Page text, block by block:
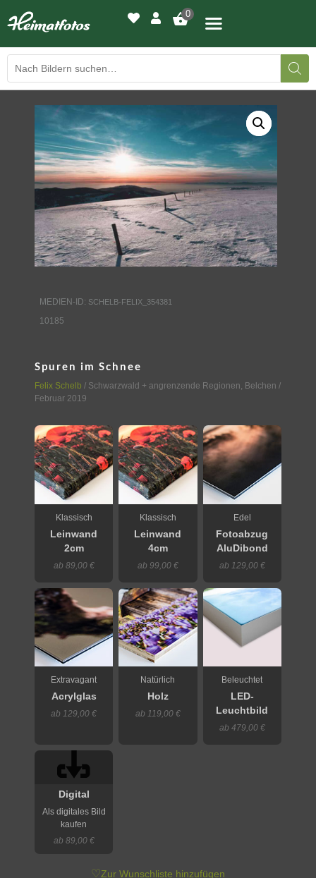
0
BILDERGALERIE
DRUCKQUALITÄTEN
LED-LEUCHTBILDER
WIR DRUCKEN IHR BILD
AUSSTELLUNGEN
KONTAKT
MEDIEN-ID: SCHELB-FELIX_354381
10185
Spuren im Schnee
Felix Schelb / Schwarzwald + angrenzende Regionen, Belchen /
Februar 2019
Klassisch
Leinwand
2cm
ab 89,00 €
Klassisch
Leinwand
4cm
ab 99,00 €
Edel
Fotoabzug
AluDibond
ab 129,00 €
Extravagant
Acrylglas
ab 129,00 €
Natürlich
Holz
ab 119,00 €
Beleuchtet
LED-
Leuchtbild
ab 479,00 €
Digital
Als digitales Bild
kaufen
ab 89,00 €
♡Zur Wunschliste hinzufügen